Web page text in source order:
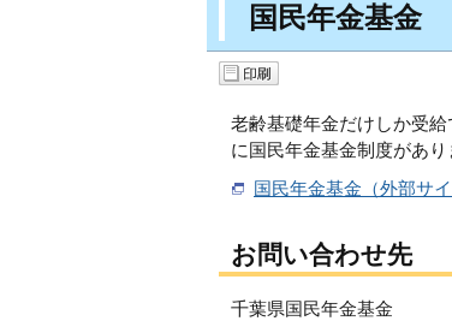
国民年金基金
老齢基礎年金だけしか受
に国民年金基金制度があり
国民年金基金（外部サイ
お問い合わせ先
千葉県国民年金基金